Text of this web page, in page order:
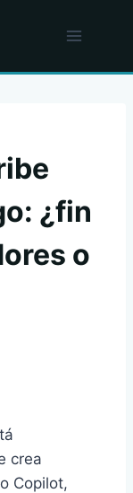
¿fin
o
crea
Copilot,